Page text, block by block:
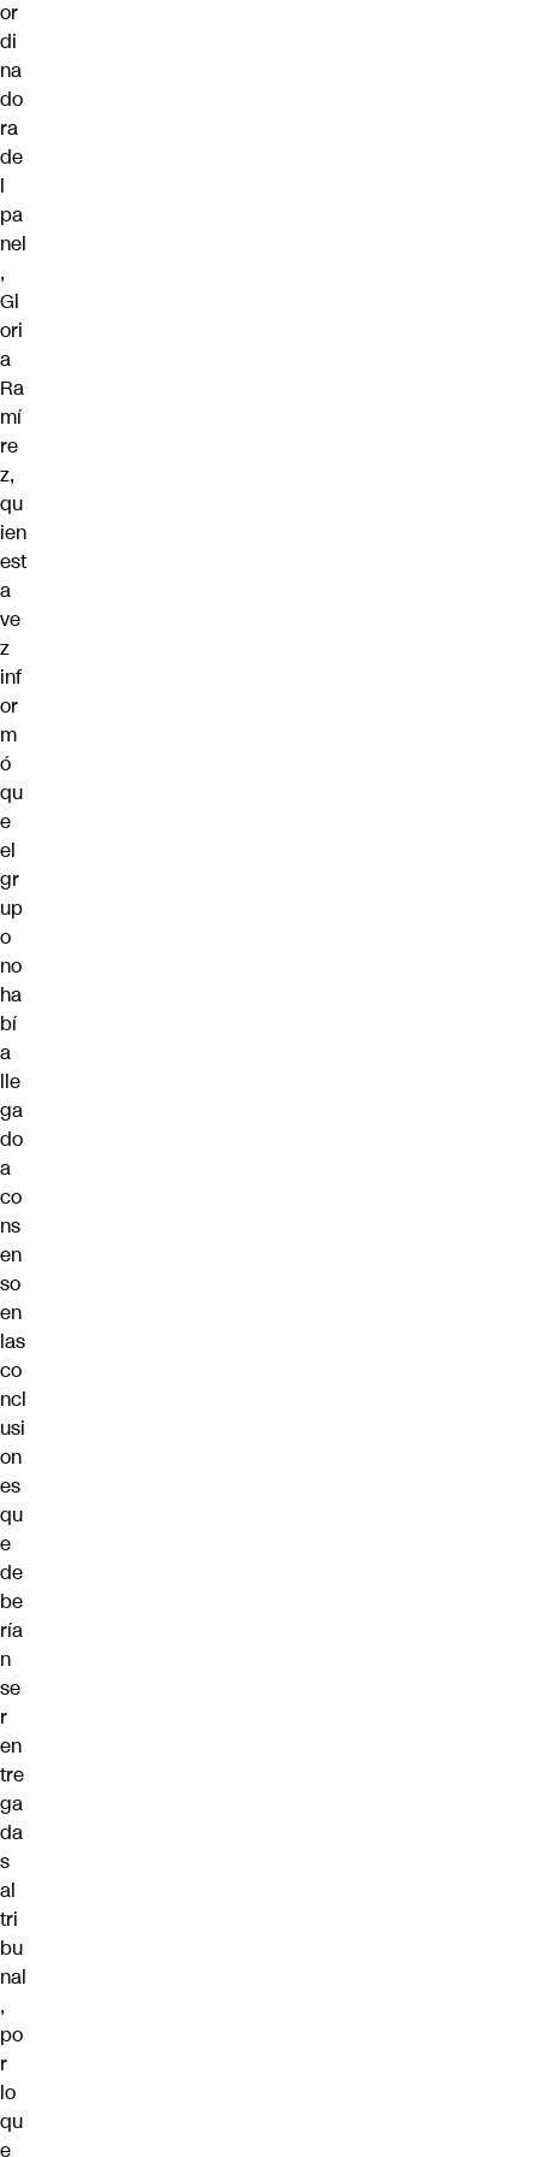
or
di
na
do
ra
de
l
pa
nel
,
Gl
ori
a
Ra
mí
re
z,
qu
ien
est
a
ve
z
inf
or
m
ó
qu
e
el
gr
up
o
no
ha
bí
a
lle
ga
do
a
co
ns
en
so
en
las
co
ncl
usi
on
es
qu
e
de
be
ría
n
se
r
en
tre
ga
da
s
al
tri
bu
nal
,
po
r
lo
qu
e